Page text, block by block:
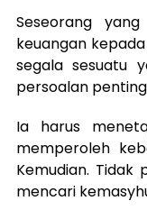
Seseorang
keuangan
segala sesuatu
persoalan
Ia harus
memperoleh
Kemudian.
mencari